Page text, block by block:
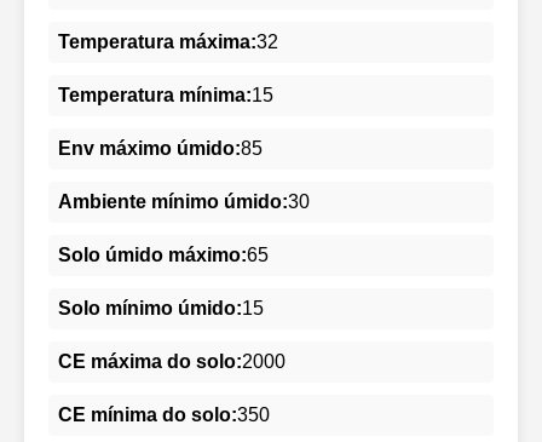
Temperatura máxima:32
Temperatura mínima:15
Env máximo úmido:85
Ambiente mínimo úmido:30
Solo úmido máximo:65
Solo mínimo úmido:15
CE máxima do solo:2000
CE mínima do solo:350